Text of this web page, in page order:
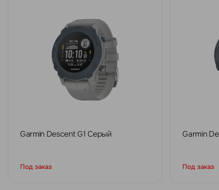
Garmin Descent G1 Серый
Под заказ
Garmin
Под заказ